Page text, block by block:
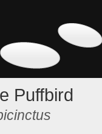
Puffbird